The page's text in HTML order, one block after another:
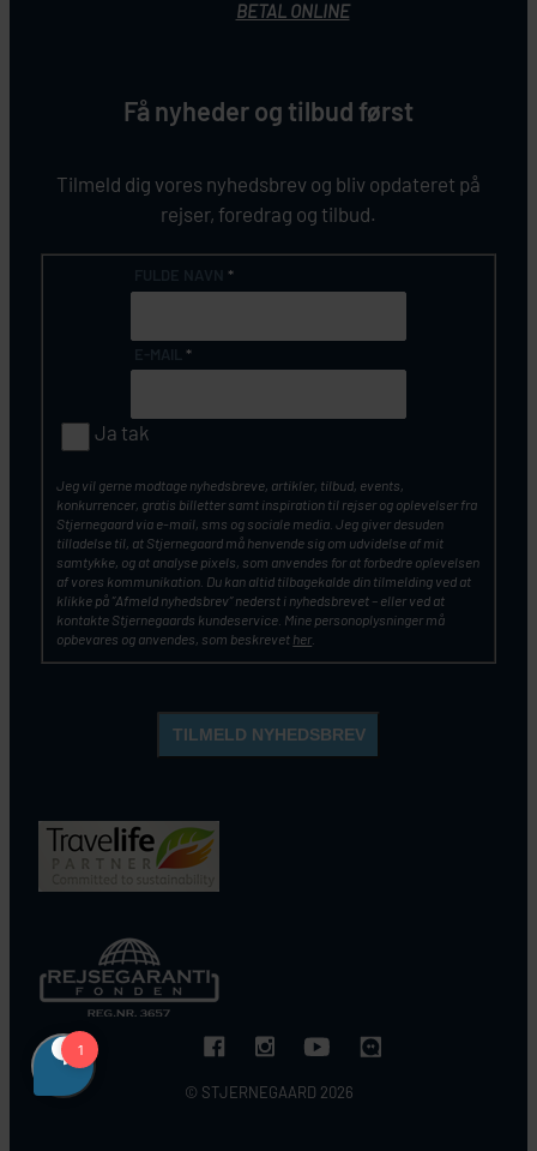
© STJERNEGAARD 2026
BETAL ONLINE
Få nyheder og tilbud først
Tilmeld dig vores nyhedsbrev og bliv opdateret på
rejser, foredrag og tilbud.
*
*
Ja tak
Jeg vil gerne modtage nyhedsbreve, artikler, tilbud, events,
konkurrencer, gratis billetter samt inspiration til rejser og oplevelser fra
Stjernegaard via e-mail, sms og sociale media. Jeg giver desuden
tilladelse til, at Stjernegaard må henvende sig om udvidelse af mit
samtykke, og at analyse pixels, som anvendes for at forbedre oplevelsen
af vores kommunikation. Du kan altid tilbagekalde din tilmelding ved at
klikke på ”Afmeld nyhedsbrev” nederst i nyhedsbrevet – eller ved at
kontakte Stjernegaards kundeservice. Mine personoplysninger må
opbevares og anvendes, som beskrevet her